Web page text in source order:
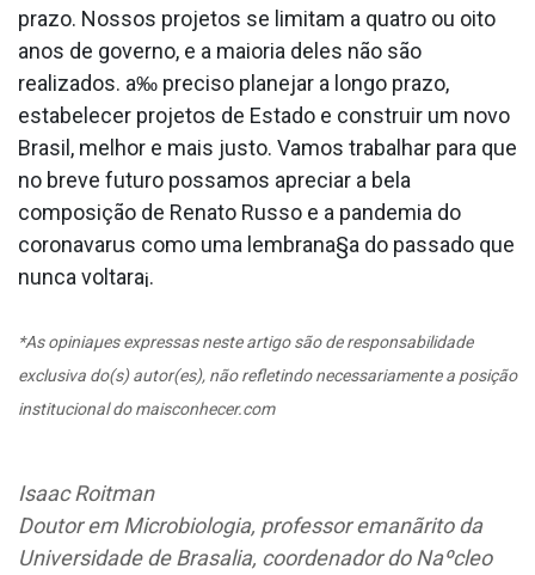
prazo. Nossos projetos se limitam a quatro ou oito
anos de governo, e a maioria deles não são
realizados. a‰ preciso planejar a longo prazo,
estabelecer projetos de Estado e construir um novo
Brasil, melhor e mais justo. Vamos trabalhar para que
no breve futuro possamos apreciar a bela
composição de Renato Russo e a pandemia do
coronava­rus como uma lembrana§a do passado que
nunca voltara¡.
*As opiniaµes expressas neste artigo são de responsabilidade
exclusiva do(s) autor(es), não refletindo necessariamente a posição
institucional do maisconhecer.com
Isaac Roitman
Doutor em Microbiologia, professor emanãrito da
Universidade de Brasa­lia, coordenador do Naºcleo